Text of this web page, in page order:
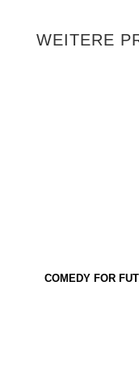
WEITERE
COMEDY FOR